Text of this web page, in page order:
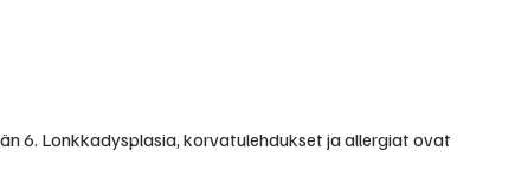
6. Lonkkadysplasia, korvatulehdukset ja allergiat ovat